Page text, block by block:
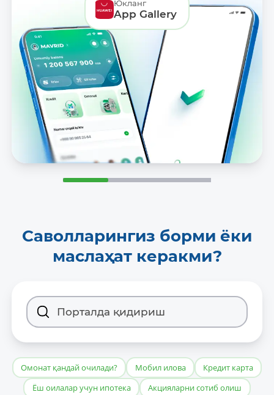
Юкланг
App Gallery
Саволларингиз борми ёки
маслаҳат керакми?
Омонат қандай очилади? Мобил илова
Кредит карта
Ёш оилалар учун ипотека
Акцияларни сотиб олиш